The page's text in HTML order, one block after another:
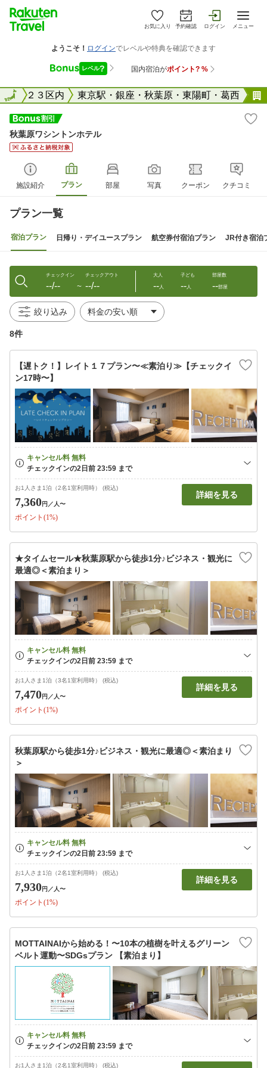
お気に入り 予約確認 ログイン メニュー
東京２３区内 東京駅・銀座・秋葉原・東陽町・葛西
全国
秋葉原ワシントンホテル
施設紹介 プラン 部屋 写真 クーポン クチコミ
プラン一覧
宿泊プラン 日帰り・デイユースプラン 航空券付宿泊プラン JR付き宿泊
チェックイン
--/-- 〜
チェックアウト
--/--
大人
--人
子ども
--人
部屋数
--部屋
絞り込み
8件
【遅トク！】レイト１７プラン〜≪素泊り≫【チェックイ
ン17時〜】
お1人さま1泊（2名1室利用時） (税込)
7,360円 ／人〜
ポイント(1%)
詳細を見る
★タイムセール★秋葉原駅から徒歩1分♪ビジネス・観光に
最適◎＜素泊まり＞
お1人さま1泊（3名1室利用時） (税込)
7,470円 ／人〜
ポイント(1%)
詳細を見る
秋葉原駅から徒歩1分♪ビジネス・観光に最適◎＜素泊まり
＞
お1人さま1泊（2名1室利用時） (税込)
7,930円 ／人〜
ポイント(1%)
詳細を見る
MOTTAINAIから始める！〜10本の植樹を叶えるグリーン
ベルト運動〜SDGsプラン 【素泊まり】
お1人さま1泊（2名1室利用時） (税込)